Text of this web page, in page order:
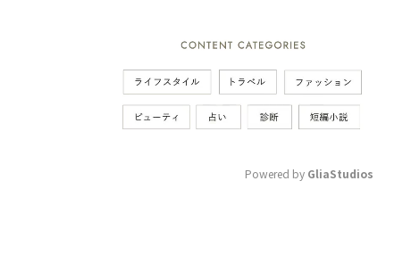
Powered by GliaStudios